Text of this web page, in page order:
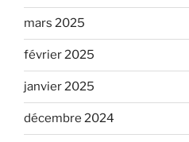
mars 2025
février 2025
janvier 2025
décembre 2024